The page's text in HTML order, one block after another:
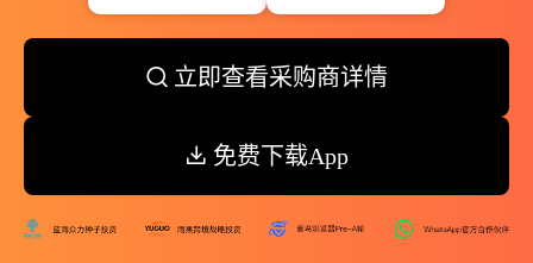
立即查看采购商详情
免费下载App